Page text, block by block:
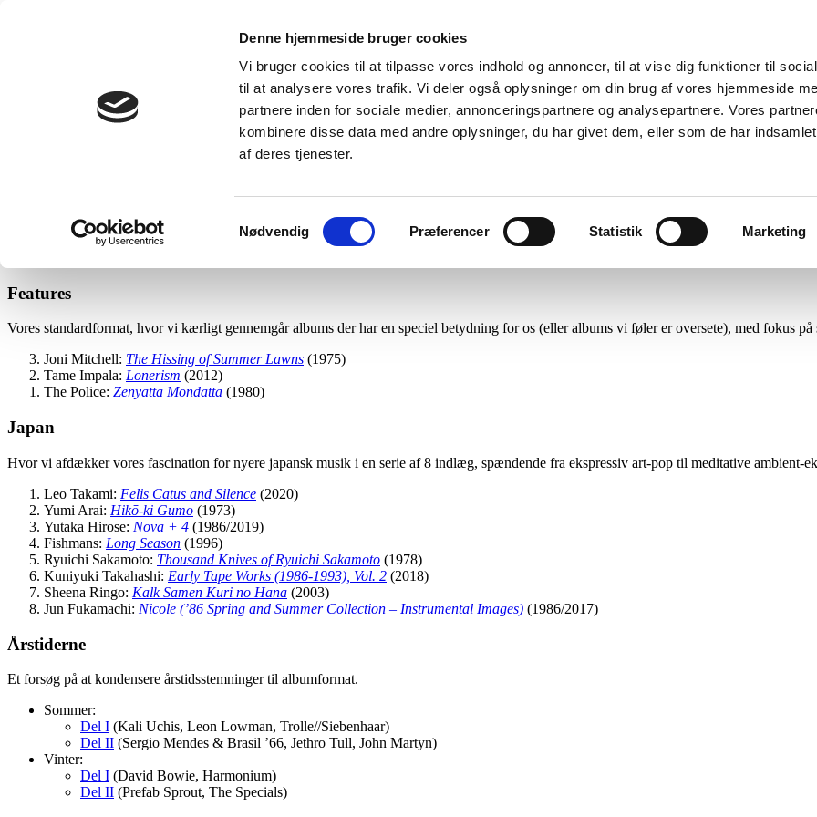
Denne hjemmeside bruger cookies
Vi bruger cookies til at tilpasse vores indhold og annoncer, til at vise dig funktioner til
til at analysere vores trafik. Vi deler også oplysninger om din brug af vores hjemmeside
partnere inden for sociale medier, annonceringspartnere og analysepartnere. Vores
kombinere disse data med andre oplysninger, du har givet dem, eller som de har
af deres tjenester.
Samtykkevalg
Nødvendig Præferencer Statistik Marketing
Indhold
Features
Vores standardformat, hvor vi kærligt gennemgår albums der har en speciel betydning for os (eller albums vi føler er oversete), med fokus
Joni Mitchell: The Hissing of Summer Lawns (1975)
Tame Impala: Lonerism (2012)
The Police: Zenyatta Mondatta (1980)
Japan
Hvor vi afdækker vores fascination for nyere japansk musik i en serie af 8 indlæg, spændende fra ekspressiv art-pop til meditative ambient-
Leo Takami: Felis Catus and Silence (2020)
Yumi Arai: Hikō-ki Gumo (1973)
Yutaka Hirose: Nova + 4 (1986/2019)
Fishmans: Long Season (1996)
Ryuichi Sakamoto: Thousand Knives of Ryuichi Sakamoto (1978)
Kuniyuki Takahashi: Early Tape Works (1986-1993), Vol. 2 (2018)
Sheena Ringo: Kalk Samen Kuri no Hana (2003)
Jun Fukamachi: Nicole (’86 Spring and Summer Collection – Instrumental Images) (1986/2017)
Årstiderne
Et forsøg på at kondensere årstidsstemninger til albumformat.
Sommer:
Del I (Kali Uchis, Leon Lowman, Trolle//Siebenhaar)
Del II (Sergio Mendes & Brasil ’66, Jethro Tull, John Martyn)
Vinter:
Del I (David Bowie, Harmonium)
Del II (Prefab Sprout, The Specials)